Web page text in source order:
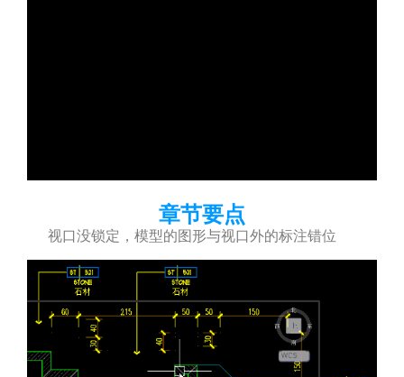
章节要点
视口没锁定，模型的图形与视口外的标注错位